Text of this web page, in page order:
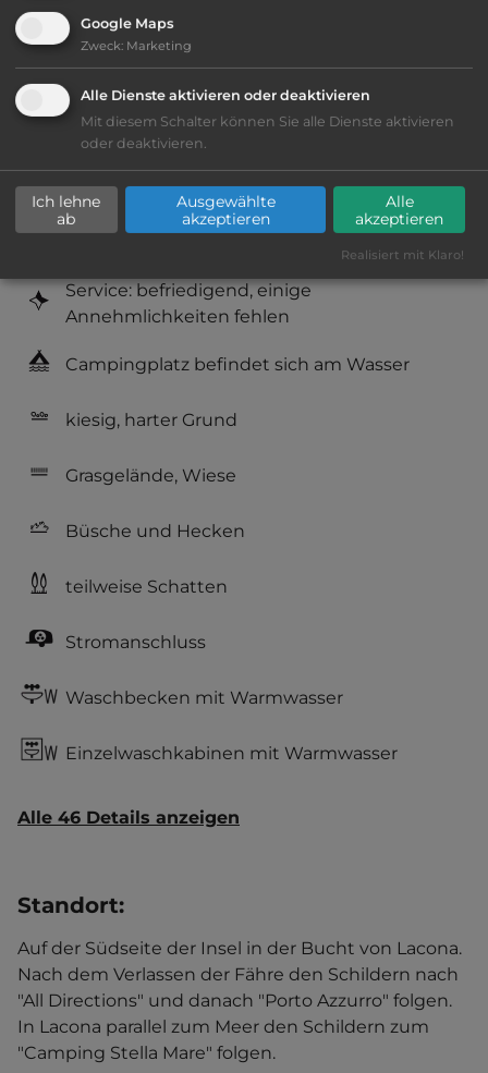
Klassifizierung: befriedigend
Platzeinrichtung: befriedigend
Geräuschkulisse: überwiegend ruhig
Service: befriedigend, einige
Annehmlichkeiten fehlen
Campingplatz befindet sich am Wasser
kiesig, harter Grund
Grasgelände, Wiese
Büsche und Hecken
teilweise Schatten
Stromanschluss
Waschbecken mit Warmwasser
Einzelwaschkabinen mit Warmwasser
Alle 46 Details anzeigen
Standort:
Auf der Südseite der Insel in der Bucht von Lacona.
Nach dem Verlassen der Fähre den Schildern nach
"All Directions" und danach "Porto Azzurro" folgen.
In Lacona parallel zum Meer den Schildern zum
"Camping Stella Mare" folgen.
Google Maps
Zweck: Marketing
Alle Dienste aktivieren oder deaktivieren
Mit diesem Schalter können Sie alle Dienste aktivieren
oder deaktivieren.
Ich lehne
ab
Ausgewählte
akzeptieren
Alle
akzeptieren
Realisiert mit Klaro!